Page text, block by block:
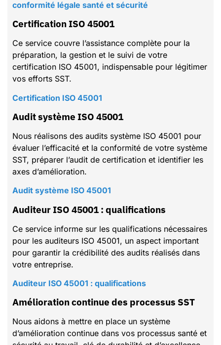
conformité légale santé et sécurité
Certification ISO 45001
Ce service couvre l’assistance complète pour la
préparation, la gestion et le suivi de votre
certification ISO 45001, indispensable pour légitimer
vos efforts SST.
Certification ISO 45001
Audit système ISO 45001
Nous réalisons des audits système ISO 45001 pour
évaluer l’efficacité et la conformité de votre système
SST, préparer l’audit de certification et identifier les
axes d’amélioration.
Audit système ISO 45001
Auditeur ISO 45001 : qualifications
Ce service informe sur les qualifications nécessaires
pour les auditeurs ISO 45001, un aspect important
pour garantir la crédibilité des audits réalisés dans
votre entreprise.
Auditeur ISO 45001 : qualifications
Amélioration continue des processus SST
Nous aidons à mettre en place un système
d’amélioration continue dans vos processus santé et